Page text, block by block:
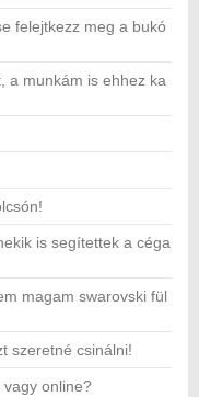
felejtkezz meg a bukó
a munkám is ehhez ka
is segítettek a céga
magam swarovski fül
szeretné csinálni!
vagy online?